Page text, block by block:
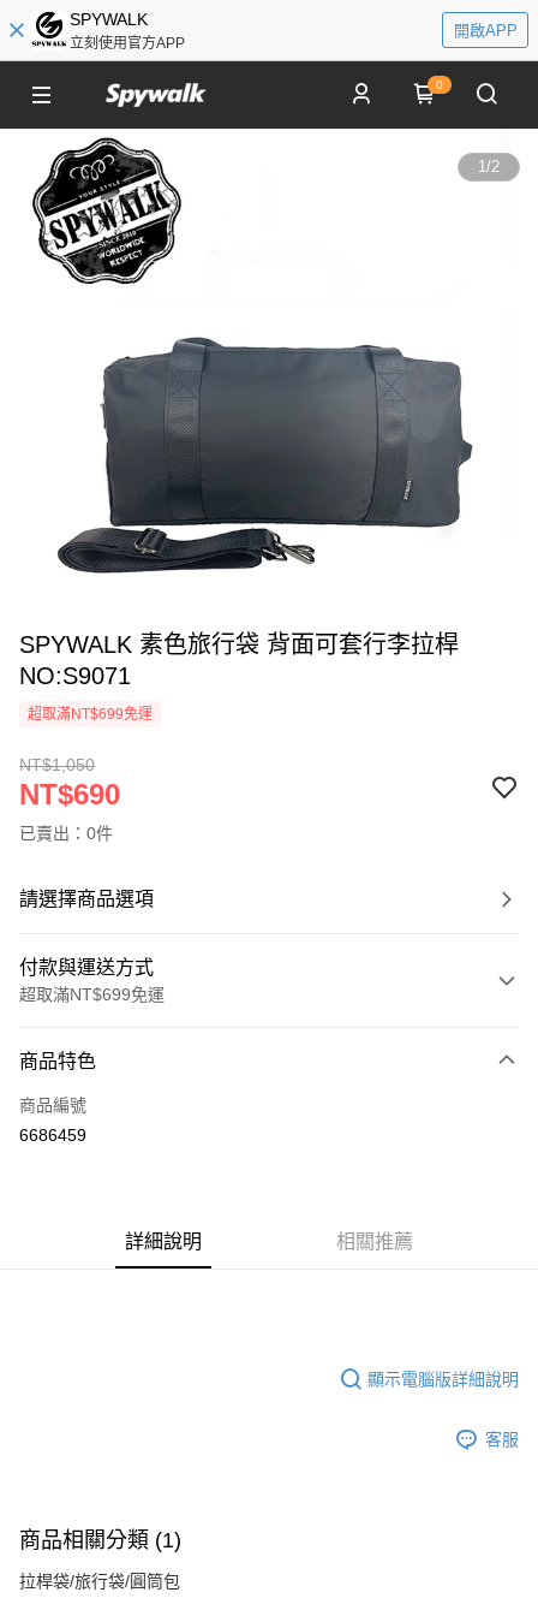
SPYWALK
立刻使用官方APP
開啟APP
0
1/2
SPYWALK 素色旅行袋 背面可套行李拉桿
NO:S9071
超取滿NT$699免運
NT$1,050
NT$690
已賣出：0件
請選擇商品選項
付款與運送方式
超取滿NT$699免運
信用卡一次付款
超商取貨付款
全家付款取貨
商品特色
商品編號
6686459
詳細說明 相關推薦
顯示電腦版詳細說明
客服
商品相關分類 (1)
拉桿袋/旅行袋/圓筒包